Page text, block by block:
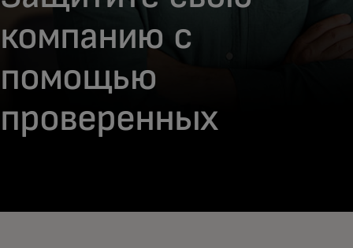
компанию с
помощью
проверенных